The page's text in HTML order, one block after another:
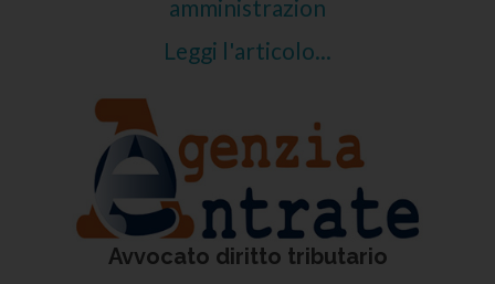
amministrazion
Leggi l'articolo...
Avvocato diritto tributario